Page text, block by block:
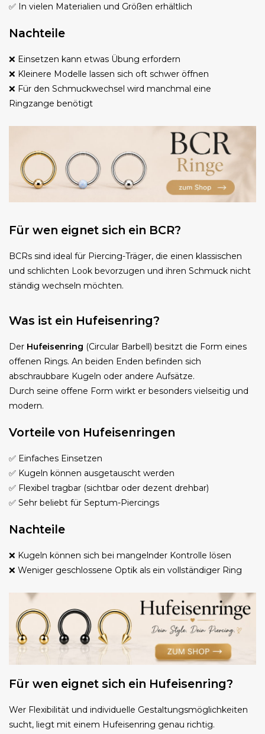
✅ In vielen Materialien und Größen erhältlich
Nachteile
❌ Einsetzen kann etwas Übung erfordern
❌ Kleinere Modelle lassen sich oft schwer öffnen
❌ Für den Schmuckwechsel wird manchmal eine
Ringzange benötigt
Für wen eignet sich ein BCR?
BCRs sind ideal für Piercing-Träger, die einen klassischen
und schlichten Look bevorzugen und ihren Schmuck nicht
ständig wechseln möchten.
Was ist ein Hufeisenring?
Der Hufeisenring (Circular Barbell) besitzt die Form eines
offenen Rings. An beiden Enden befinden sich
abschraubbare Kugeln oder andere Aufsätze.
Durch seine offene Form wirkt er besonders vielseitig und
modern.
Vorteile von Hufeisenringen
✅ Einfaches Einsetzen
✅ Kugeln können ausgetauscht werden
✅ Flexibel tragbar (sichtbar oder dezent drehbar)
✅ Sehr beliebt für Septum-Piercings
Nachteile
❌ Kugeln können sich bei mangelnder Kontrolle lösen
❌ Weniger geschlossene Optik als ein vollständiger Ring
Für wen eignet sich ein Hufeisenring?
Wer Flexibilität und individuelle Gestaltungsmöglichkeiten
sucht, liegt mit einem Hufeisenring genau richtig.